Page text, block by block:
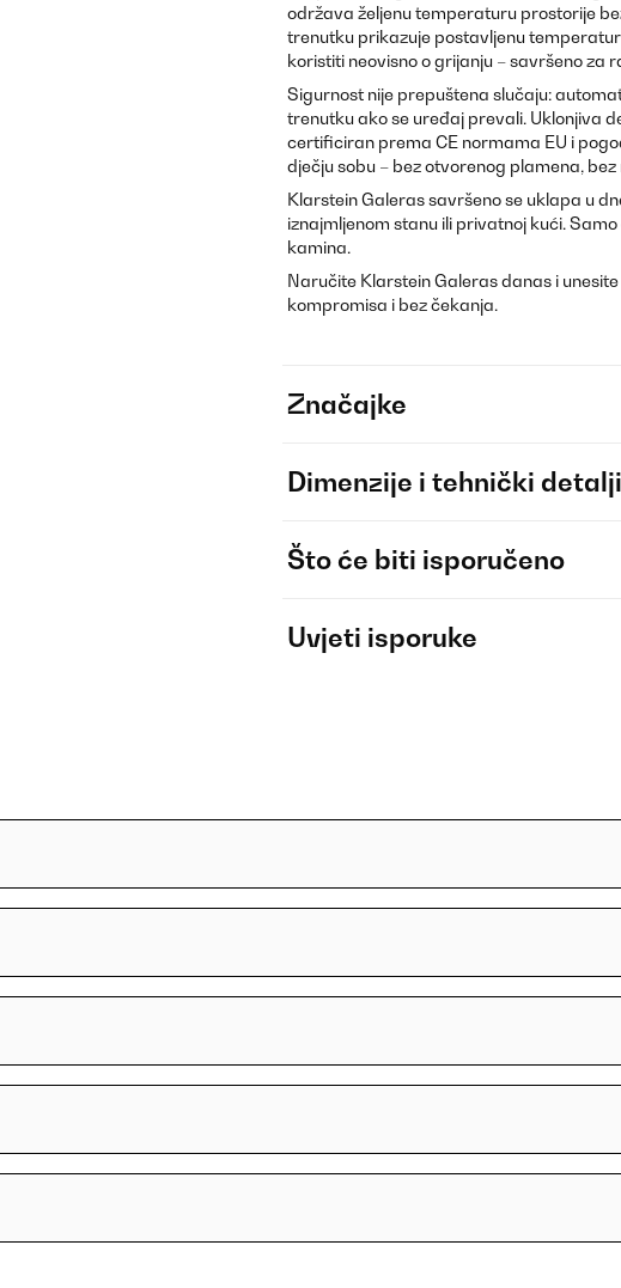
održava željenu temperaturu prostorije
trenutku prikazuje postavljenu
koristiti neovisno o grijanju – savršeno za
Sigurnost nije prepuštena slučaju:
trenutku ako se uređaj prevali. Uklonjiva
certificiran prema CE normama EU i
dječju sobu – bez otvorenog plamena, bez
Klarstein Galeras savršeno se uklapa u
iznajmljenom stanu ili privatnoj kući.
kamina.
Naručite Klarstein Galeras danas i
kompromisa i bez čekanja.
Značajke
Dimenzije i tehnički detalji
Što će biti isporučeno
Uvjeti isporuke